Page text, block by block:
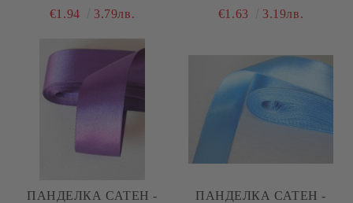
№28
€1.94 3.79лв.
№93
€1.63 3.19лв.
ПАНДЕЛКА САТЕН -
ПАНДЕЛКА САТЕН -